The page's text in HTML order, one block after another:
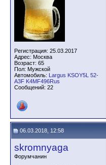
Регистрация: 25.03.2017
Адрес: Москва
Возраст: 65
Пол: Мужской
Автомобиль: Largus KSOY5L 52-
A3F K4MF496Rus
Сообщений: 22
06.03.2018, 12:58
skromnyaga
Форумчанин